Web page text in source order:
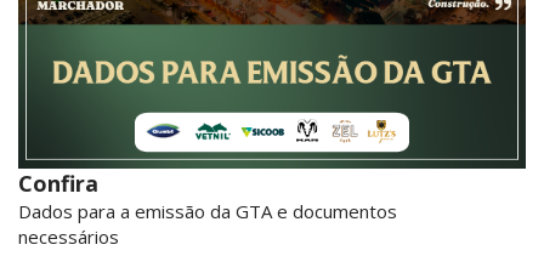
Confira
Dados para a emissão da GTA e documentos
necessários